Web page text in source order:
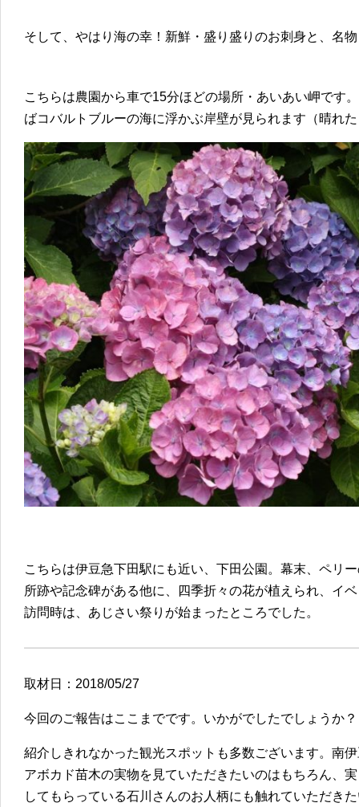
そして、やはり海の幸！新鮮・盛り盛りのお刺身と、名
こちらは農園から車で15分ほどの場所・あいあい岬です
ばコバルトブルーの海に浮かぶ岸壁が見られます（晴れ
こちらは伊豆急下田駅にも近い、下田公園。幕末、ペリ
所跡や記念碑がある他に、四季折々の花が植えられ、イ
訪問時は、あじさい祭りが始まったところでした。
取材日：2018/05/27
今回のご報告はここまでです。いかがでしたでしょうか？
紹介しきれなかった観光スポットも多数ございます。南
アボカド苗木の実物を見ていただきたいのはもちろん、
してもらっている石川さんのお人柄にも触れていただき